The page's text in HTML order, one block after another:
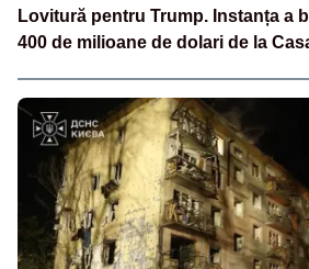
Lovitură pentru Trump. Instanța a
400 de milioane de dolari de la